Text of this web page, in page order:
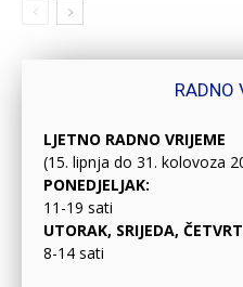
RADNO
LJETNO RADNO VRIJEME
(15. lipnja do 31. kolovoza
PONEDJELJAK:
11-19 sati
UTORAK, SRIJEDA,
8-14 sati